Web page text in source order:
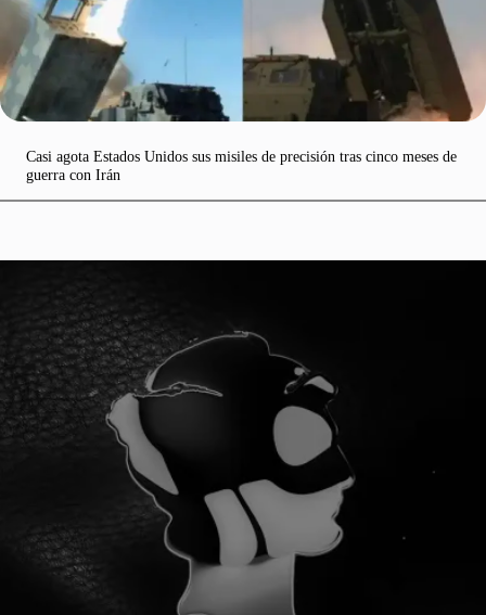
Casi agota Estados Unidos sus misiles de precisión tras cinco meses de
guerra con Irán
SOMOS